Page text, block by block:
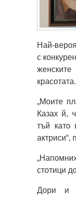
Най-
с
красотата.
„Моите
Казах й,
тъй като
актриси“,
стотици
Дори и